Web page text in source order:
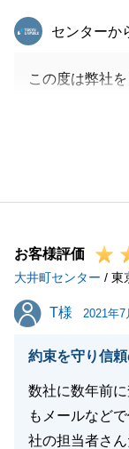
東急リバブル
センターか
この度は弊社
よろしくお願
お客様評価
大井町センター / 東
T様
T様 2021年7
約束を守り信
数社に数年前
もメールなど
社の担当者さ